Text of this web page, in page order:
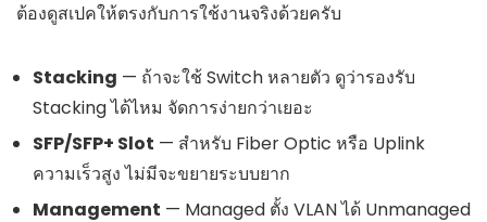
ต้องดูสเปคให้ตรงกับการใช้งานจริงด้วยครับ
Stacking — ถ้าจะใช้ Switch หลายตัว ดูว่ารองรับ
Stacking ได้ไหม จัดการง่ายกว่าเยอะ
SFP/SFP+ Slot — สำหรับ Fiber Optic หรือ Uplink
ความเร็วสูง ไม่มีจะขยายระบบยาก
Management — Managed ตั้ง VLAN ได้ Unmanaged